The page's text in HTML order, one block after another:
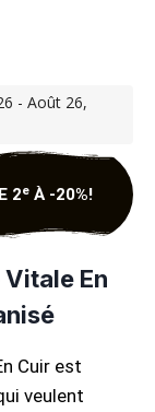
- Août 26,
2ᵉ À -20%!
En
Cuir est
veulent